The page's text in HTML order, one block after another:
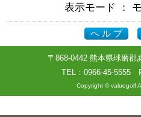
表示モード ：
ヘ ル プ
〒868-0442 熊本県球磨郡
TEL： 0966-45-5555
Copyright © valuegolf